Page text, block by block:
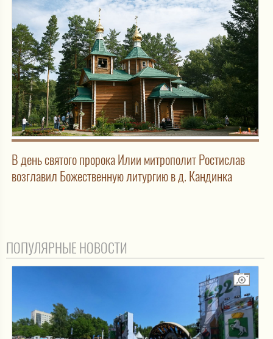
В день святого пророка Илии митрополит Ростислав
возглавил Божественную литургию в д. Кандинка
ПОПУЛЯРНЫЕ НОВОСТИ